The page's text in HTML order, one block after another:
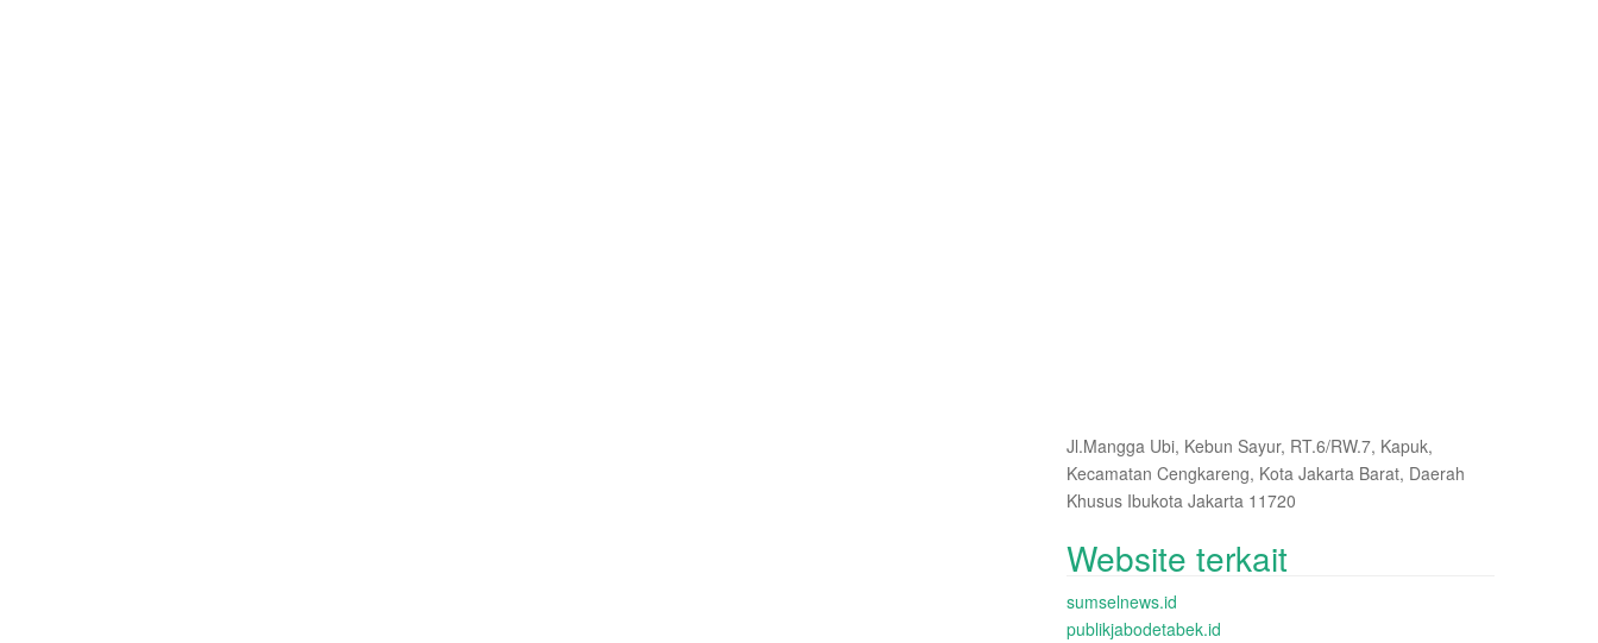
Jl.Mangga Ubi, Kebun Sayur, RT.6/RW.7, Kapuk,
Kecamatan Cengkareng, Kota Jakarta Barat, Daerah
Khusus Ibukota Jakarta 11720
Website terkait
sumselnews.id
publikjabodetabek.id